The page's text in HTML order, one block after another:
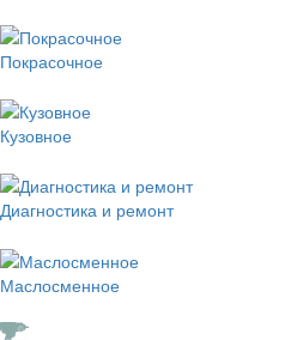
Покрасочное
Кузовное
Диагностика и ремонт
Маслосменное